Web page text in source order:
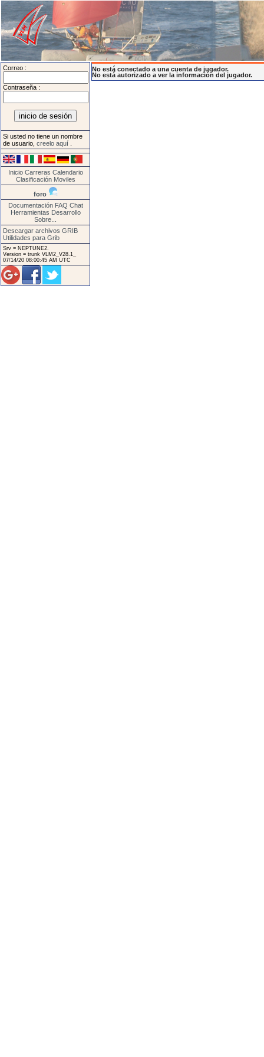
Correo :
Contraseña :
Si usted no tiene un nombre
de usuario, creelo aquí
Inicio Carreras Calendario
Clasificación Moviles
foro
Documentación FAQ Chat
Herramientas Desarrollo
Sobre...
Descargar archivos GRIB
Utilidades para Grib
Srv = NEPTUNE2.
Version = trunk VLM2_V28.1_
07/14/20 08:00:45 AM UTC
No está conectado a una cuenta de jugador.
No está autorizado a ver la información del jugador.